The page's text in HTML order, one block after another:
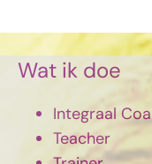
Wat ik doe
Integraal
Teacher